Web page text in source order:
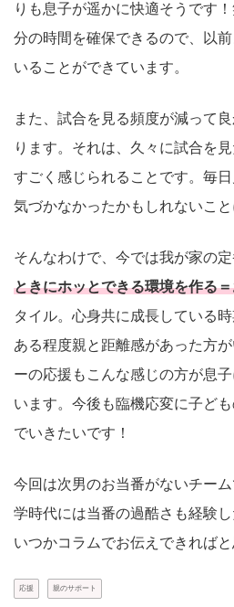
りも息子が遥かに快適そうです
分の時間を確保できるので、以
いることができています。
また、試合を見る頻度が減って
ります。それは、久々に試合を
すごく感じられることです。毎
気づかなかったかもしれないこと
そんなわけで、今では我が家の
ときにホッとできる環境を作る
タイル。心身共に成長している
ある程度親と距離感があった方
ーの応援もこんな感じの方が息
います。今後も臨機応変に子ど
でいきたいです！
今回は次男のお当番がないチー
学時代には当番の過酷さも経験
いつかコラムでお伝えできればと
応援 親のサポート